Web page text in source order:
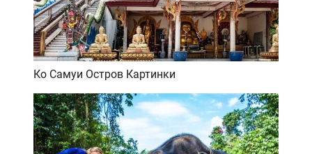
Ко Самуи Остров Картинки